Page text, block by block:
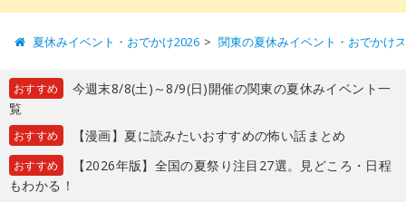
夏休みイベント・おでかけ2026 関東の夏休みイベント・おでかけ
おすすめ
今週末8/8(土)～8/9(日)開催の関東の夏休みイベント一
覧
おすすめ 【漫画】夏に読みたいおすすめの怖い話まとめ
おすすめ
【2026年版】全国の夏祭り注目27選。見どころ・日程
もわかる！